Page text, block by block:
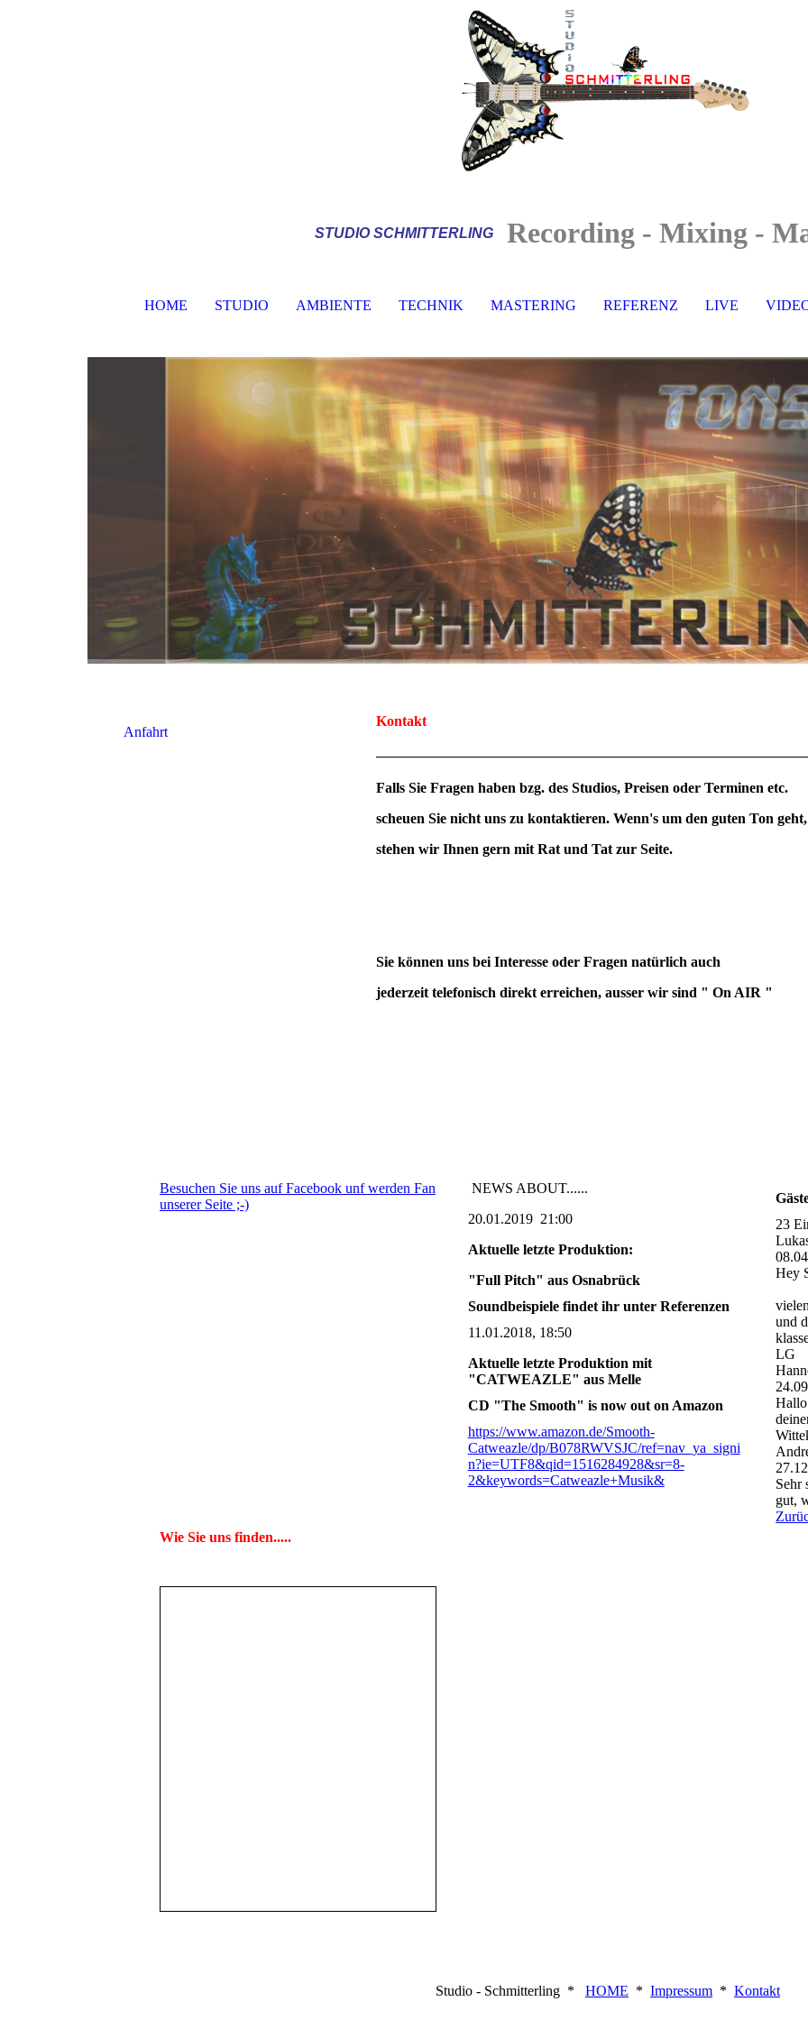
STUDIO SCHMITTERLING Recording - Mixing -
HOME STUDIO AMBIENTE TECHNIK MASTERING REFERENZ LIVE
Anfahrt
Kontakt
Falls Sie Fragen haben bzg. des Studios, Preisen oder Terminen etc.
scheuen Sie nicht uns zu kontaktieren. Wenn's um den guten Ton geht,
stehen wir Ihnen gern mit Rat und Tat zur Seite.
Sie können uns bei Interesse oder Fragen natürlich auch
jederzeit telefonisch direkt erreichen, ausser wir sind " On AIR "
Besuchen Sie uns auf Facebook unf werden Fan
unserer Seite ;-)
NEWS ABOUT......
20.01.2019 21:00
Aktuelle letzte Produktion:
"Full Pitch" aus Osnabrück
Soundbeispiele findet ihr unter Referenzen
11.01.2018, 18:50
Aktuelle letzte Produktion mit
"CATWEAZLE" aus Melle
CD "The Smooth" is now out on Amazon
https://www.amazon.de/Smooth-
Catweazle/dp/B078RWVSJC/ref=nav_ya_signi
n?ie=UTF8&qid=1516284928&sr=8-
2&keywords=Catweazle+Musik&
23
Hey
und
LG
Hallo
Sehr
gut,
Wie Sie uns finden.....
Studio - Schmitterling * HOME * Impressum * Kontakt